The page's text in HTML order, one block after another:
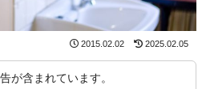
2015.02.02 2025.02.05
が含まれています。